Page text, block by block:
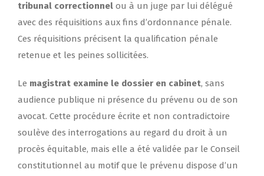
tribunal correctionnel ou à un juge par lui délégué
avec des réquisitions aux fins d’ordonnance pénale.
Ces réquisitions précisent la qualification pénale
retenue et les peines sollicitées.
Le magistrat examine le dossier en cabinet, sans
audience publique ni présence du prévenu ou de son
avocat. Cette procédure écrite et non contradictoire
soulève des interrogations au regard du droit à un
procès équitable, mais elle a été validée par le Conseil
constitutionnel au motif que le prévenu dispose d’un